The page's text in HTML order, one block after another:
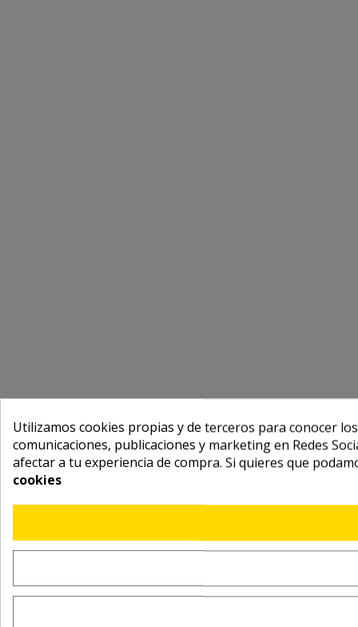
Utilizamos cookies propias y de terceros para conocer
comunicaciones, publicaciones y marketing en Redes
afectar a tu experiencia de compra. Si quieres que
cookies